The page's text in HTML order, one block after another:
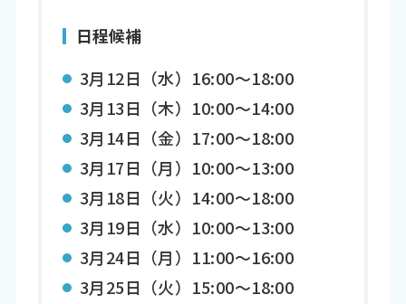
日程候補
3月12日（水）16:00～18:00
3月13日（木）10:00～14:00
3月14日（金）17:00～18:00
3月17日（月）10:00～13:00
3月18日（火）14:00～18:00
3月19日（水）10:00～13:00
3月24日（月）11:00～16:00
3月25日（火）15:00～18:00